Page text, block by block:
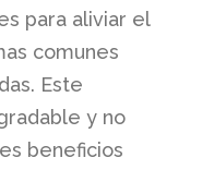
para aliviar el
comunes
Este
y no
beneficios